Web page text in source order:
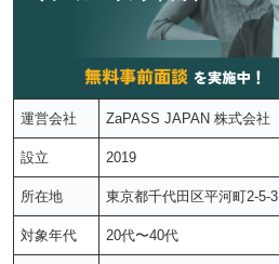
運営会社 ZaPASS JAPAN 株式会社
設立 2019
所在地 東京都千代田区平河町2-5-3
対象年代 20代〜40代